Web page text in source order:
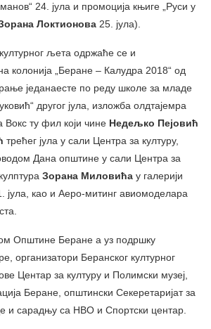
24. јула и промоција књиге „Руси у
Локтионова 25. јула).
љета одржаће се и
колонија „Беране – Калудра 2018“ од
једанаесте по реду школе за младе
другог јула, изложба олдтајемра
Вокс ту фил који чине Недељко Пејовић
трећег јула у сали Центра за културу,
Дана општине у сали Центра за
Зорана Миловића у галерији
јула, као и Аеро-митинг авиомоделара
Општине Беране а уз подршку
организатори Беранског културног
Центар за културу и Полимски музеј,
Беране, општински Секеретаријат за
и сарадњу са НВО и Спортски центар.